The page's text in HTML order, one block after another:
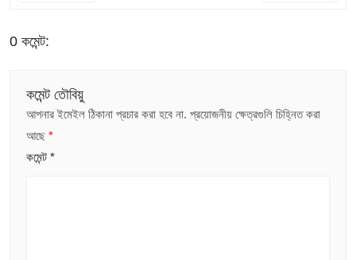
0 কমেন্ট:
কমেন্ট তৌবিয়ু
আপনার ইমেইল ঠিকানা প্রচার করা হবে না. প্রয়োজনীয় ক্ষেত্রগুলি চিহ্নিত করা
আছে *
কমেন্ট *